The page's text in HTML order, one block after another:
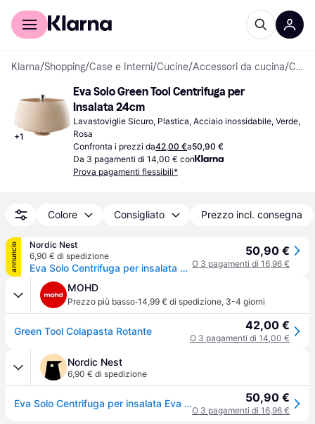
Per il tuo shopping
Klarna/Shopping/Case e Interni/Cucine/Accessori da cucina/ Centrifughe per Insalata
+1
Eva Solo Green Tool Centrifuga per
Insalata 24cm
Lavastoviglie Sicuro, Plastica, Acciaio inossidabile, Verde,
Rosa
Confronta i prezzi da42,00 €a50,90 €
Da 3 pagamenti di 14,00 € con
Prova pagamenti flessibili*
Colore Consigliato Prezzo incl. consegna
annuncio
Nordic Nest
6,90 € di spedizione
Eva Solo Centrifuga per insalata Eva Solo Green Tool Verde
50,90 €
O 3 pagamenti di 16,96 €
MOHD
Prezzo più basso·14,99 € di spedizione, 3-4 giorni
Green Tool Colapasta Rotante 42,00 €
O 3 pagamenti di 14,00 €
Nordic Nest
6,90 € di spedizione
Eva Solo Centrifuga per insalata Eva Solo Green Tool Verde 50,90 €
O 3 pagamenti di 16,96 €